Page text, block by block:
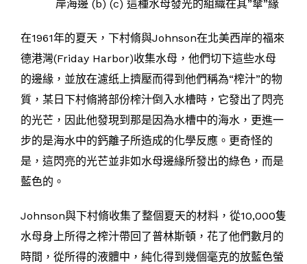
岸海邊 (b) (c) 這種水母發光的組織在其”傘”緣
在1961年的夏天，下村脩與Johnson在北美西岸的福來
德港灣(Friday Harbor)收集水母，他們切下這些水母
的邊緣，並放在濾纸上擠壓而得到他們稱為“榨汁”的物
質，某日下村脩將部份榨汁倒入水槽時，它發出了閃亮
的光芒，因此他發現到那是因為水槽中的海水，更進一
步的是海水中的鈣離子所造成的化學反應。更奇怪的
是，這閃亮的光芒並非如水母邊緣所發出的綠色，而是
藍色的。
Johnson與下村脩收集了整個夏天的材料，從10,000隻
水母身上所得之榨汁帶回了普林斯頓，花了他們數月的
時間，從所得的液體中，純化得到幾個毫克的放藍色螢